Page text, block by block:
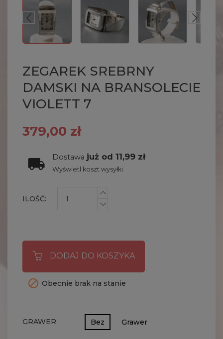
ZEGAREK SREBRNY
DAMSKI NA BRANSOLECIE
VIOLETT 7
379,00 zł
Dostawa już od 11,99 zł
Wyświetl koszt wysyłki
ILOŚĆ:
DODAJ DO KOSZYKA
 Obecnie brak na stanie
GRAWER Bez Grawer